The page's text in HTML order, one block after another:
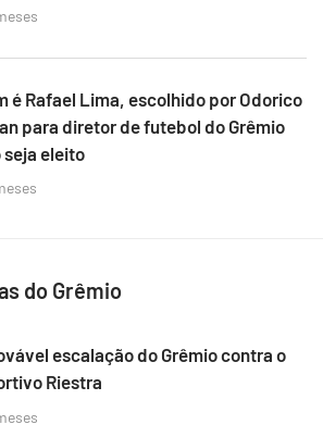
é Rafael Lima, escolhido por Odorico
para diretor de futebol do Grêmio
seja eleito
do Grêmio
escalação do Grêmio contra o
Riestra